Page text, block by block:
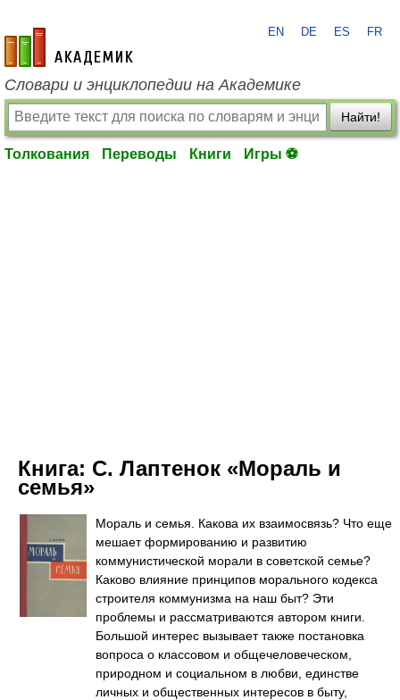
academic.ru
EN DE ES FR
Словари и энциклопедии на Академике
Найти!
Толкования Переводы Книги Игры ⚽
Книга: С. Лаптенок «Мораль и
семья»
Мораль и семья. Какова их взаимосвязь? Что еще
мешает формированию и развитию
коммунистической морали в советской семье?
Каково влияние принципов морального кодекса
строителя коммунизма на наш быт? Эти
проблемы и рассматриваются автором книги.
Большой интерес вызывает также постановка
вопроса о классовом и общечеловеческом,
природном и социальном в любви, единстве
личных и общественных интересов в быту,